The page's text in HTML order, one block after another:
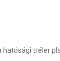
hatósági tréler